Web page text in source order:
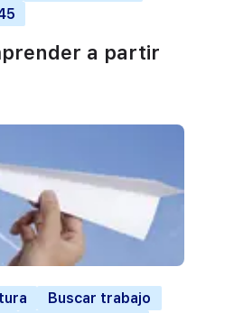
a partir
Buscar trabajo